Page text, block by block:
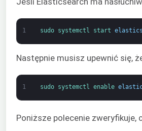
1 sudo systemctl start
Następnie musisz upewnić się,
1 sudo systemctl enable
Poniższe polecenie zweryfikuje,